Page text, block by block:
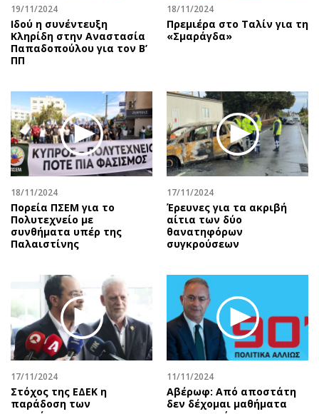
19/11/2024
Ιδού η συνέντευξη
Κληρίδη στην Αναστασία
Παπαδοπούλου για τον Β’
ΠΠ
18/11/2024
Πρεμιέρα στο Ταλίν για τη
«Σμαράγδα»
18/11/2024
Πορεία ΠΣΕΜ για το
Πολυτεχνείο με
συνθήματα υπέρ της
Παλαιστίνης
17/11/2024
Έρευνες για τα ακριβή
αίτια των δύο
θανατηφόρων
συγκρούσεων
17/11/2024
Στόχος της ΕΔΕΚ η
παράδοση των
11/11/2024
Αβέρωφ: Από αποστάτη
δεν δέχομαι μαθήματα